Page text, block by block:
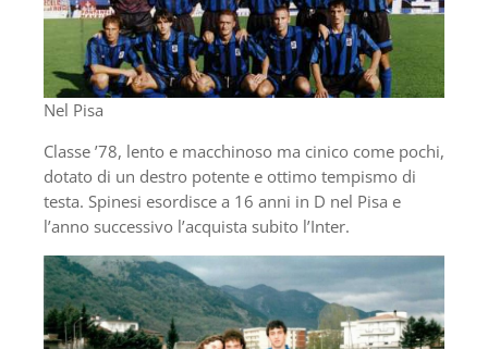
Nel Pisa
Classe ’78, lento e macchinoso ma cinico come pochi,
dotato di un destro potente e ottimo tempismo di
testa. Spinesi esordisce a 16 anni in D nel Pisa e
l’anno successivo l’acquista subito l’Inter.